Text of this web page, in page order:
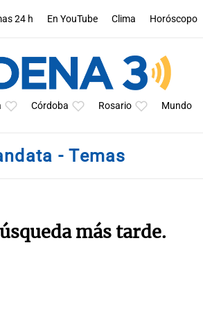
24 h En YouTube Clima Horóscopo
Córdoba Rosario Mundo
- Temas
más tarde.